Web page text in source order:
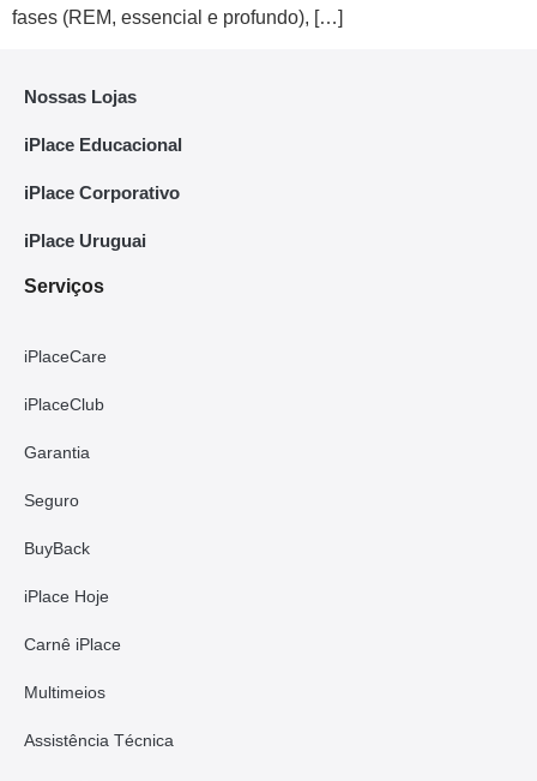
fases (REM, essencial e profundo), […]
Nossas Lojas
iPlace Educacional
iPlace Corporativo
iPlace Uruguai
Serviços
iPlaceCare
iPlaceClub
Garantia
Seguro
BuyBack
iPlace Hoje
Carnê iPlace
Multimeios
Assistência Técnica